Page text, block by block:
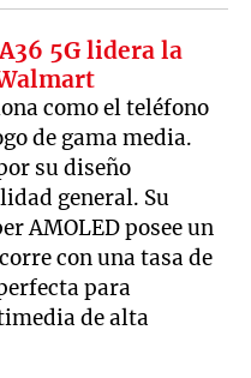
5G lidera la
como el teléfono
de gama media.
su diseño
general. Su
AMOLED posee un
con una tasa de
para
de alta